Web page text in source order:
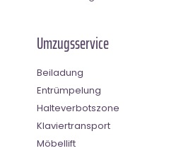
Umzugsservice
Beiladung
Entrümpelung
Halteverbotszone
Klaviertransport
Möbellift